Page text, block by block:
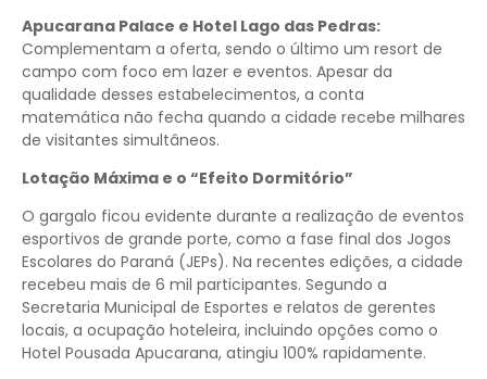
Apucarana Palace e Hotel Lago das Pedras:
Complementam a oferta, sendo o último um resort de
campo com foco em lazer e eventos. Apesar da
qualidade desses estabelecimentos, a conta
matemática não fecha quando a cidade recebe milhares
de visitantes simultâneos.
Lotação Máxima e o “Efeito Dormitório”
O gargalo ficou evidente durante a realização de eventos
esportivos de grande porte, como a fase final dos Jogos
Escolares do Paraná (JEPs). Na recentes edições, a cidade
recebeu mais de 6 mil participantes. Segundo a
Secretaria Municipal de Esportes e relatos de gerentes
locais, a ocupação hoteleira, incluindo opções como o
Hotel Pousada Apucarana, atingiu 100% rapidamente.